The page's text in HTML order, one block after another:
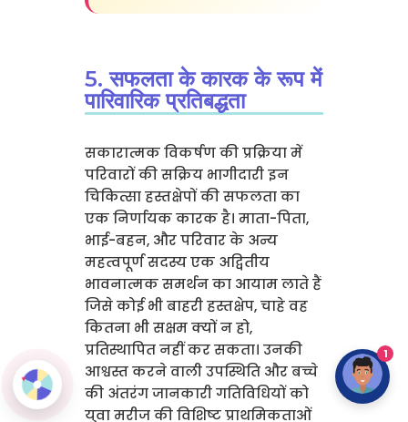
5. सफलता के कारक के रूप में
पारिवारिक प्रतिबद्धता
सकारात्मक विकर्षण की प्रक्रिया में
परिवारों की सक्रिय भागीदारी इन
चिकित्सा हस्तक्षेपों की सफलता का
एक निर्णायक कारक है। माता-पिता,
भाई-बहन, और परिवार के अन्य
महत्वपूर्ण सदस्य एक अद्वितीय
भावनात्मक समर्थन का आयाम लाते हैं
जिसे कोई भी बाहरी हस्तक्षेप, चाहे वह
कितना भी सक्षम क्यों न हो,
प्रतिस्थापित नहीं कर सकता। उनकी
आश्वस्त करने वाली उपस्थिति और बच्चे
की अंतरंग जानकारी गतिविधियों को
युवा मरीज की विशिष्ट प्राथमिकताओं
1